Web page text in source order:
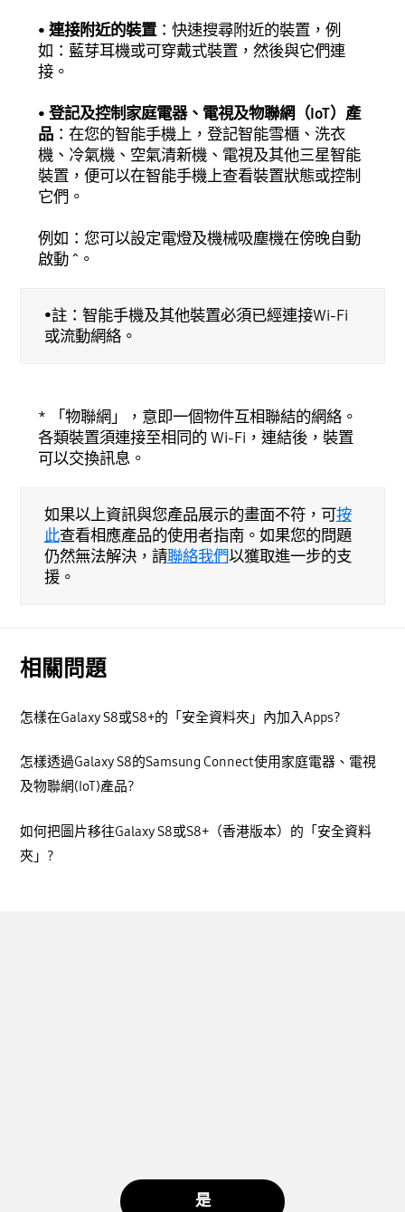
• 連接附近的裝置：快速搜尋附近的裝置，例
如：藍芽耳機或可穿戴式裝置，然後與它們連
接。
• 登記及控制家庭電器、電視及物聯網（IoT）產
品 ：在您的智能手機上，登記智能雪櫃、洗衣
機、冷氣機、空氣清新機、電視及其他三星智能
裝置，便可以在智能手機上查看裝置狀態或控制
它們。
例如：您可以設定電燈及機械吸塵機在傍晚自動
啟動 ^。
•註：智能手機及其他裝置必須已經連接Wi-Fi
或流動網絡。
* 「物聯網」，意即一個物件互相聯結的網絡。
各類裝置須連接至相同的 Wi-Fi，連結後，裝置
可以交換訊息。
如果以上資訊與您產品展示的畫面不符，可按
此查看相應產品的使用者指南。如果您的問題
仍然無法解決，請聯絡我們以獲取進一步的支
援。
相關問題
怎樣在Galaxy S8或S8+的「安全資料夾」內加入Apps?
怎樣透過Galaxy S8的Samsung Connect使用家庭電器、電視
及物聯網(IoT)產品?
如何把圖片移往Galaxy S8或S8+（香港版本）的「安全資料
夾」?
是